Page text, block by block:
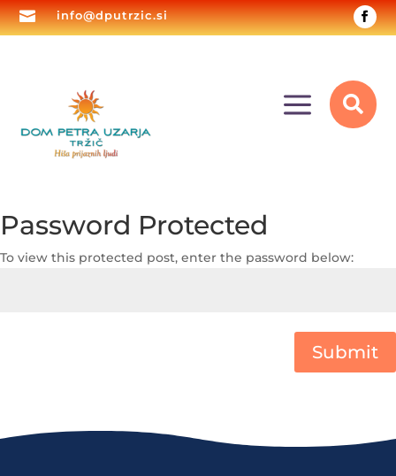
 info@dputrzic.si
a 
Password Protected
To view this protected post, enter the password below:
Submit